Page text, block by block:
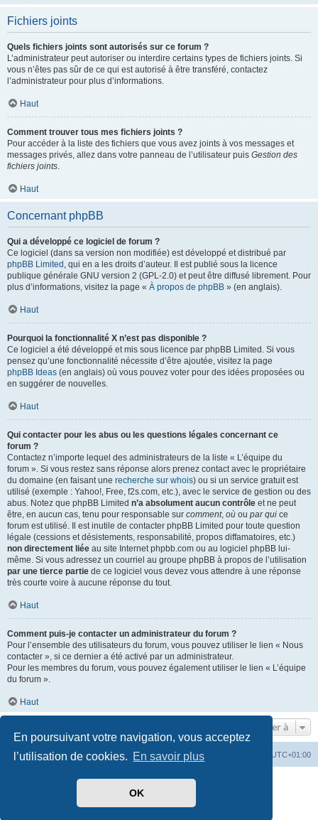
En poursuivant votre navigation, vous acceptez
l’utilisation de cookies. En savoir plus
OK
Fichiers joints
Quels fichiers joints sont autorisés sur ce forum ?
L’administrateur peut autoriser ou interdire certains types de fichiers joints. Si
vous n’êtes pas sûr de ce qui est autorisé à être transféré, contactez
l’administrateur pour plus d’informations.
Haut
Comment trouver tous mes fichiers joints ?
Pour accéder à la liste des fichiers que vous avez joints à vos messages et
messages privés, allez dans votre panneau de l’utilisateur puis Gestion des
fichiers joints.
Haut
Concernant phpBB
Qui a développé ce logiciel de forum ?
Ce logiciel (dans sa version non modifiée) est développé et distribué par
phpBB Limited , qui en a les droits d’auteur. Il est publié sous la licence
publique générale GNU version 2 (GPL-2.0) et peut être diffusé librement. Pour
plus d’informations, visitez la page « À propos de phpBB » (en anglais).
Haut
Pourquoi la fonctionnalité X n’est pas disponible ?
Ce logiciel a été développé et mis sous licence par phpBB Limited. Si vous
pensez qu’une fonctionnalité nécessite d’être ajoutée, visitez la page
phpBB Ideas (en anglais) où vous pouvez voter pour des idées proposées ou
en suggérer de nouvelles.
Haut
Qui contacter pour les abus ou les questions légales concernant ce
forum ?
Contactez n’importe lequel des administrateurs de la liste « L’équipe du
forum ». Si vous restez sans réponse alors prenez contact avec le propriétaire
du domaine (en faisant une recherche sur whois) ou si un service gratuit est
utilisé (exemple : Yahoo!, Free, f2s.com, etc.), avec le service de gestion ou des
abus. Notez que phpBB Limited n’a absolument aucun contrôle et ne peut
être, en aucun cas, tenu pour responsable sur comment, où ou par qui ce
forum est utilisé. Il est inutile de contacter phpBB Limited pour toute question
légale (cessions et désistements, responsabilité, propos diffamatoires, etc.)
non directement liée au site Internet phpbb.com ou au logiciel phpBB lui-
même. Si vous adressez un courriel au groupe phpBB à propos de l’utilisation
par une tierce partie de ce logiciel vous devez vous attendre à une réponse
très courte voire à aucune réponse du tout.
Haut
Comment puis-je contacter un administrateur du forum ?
Pour l’ensemble des utilisateurs du forum, vous pouvez utiliser le lien « Nous
contacter », si ce dernier a été activé par un administrateur.
Pour les membres du forum, vous pouvez également utiliser le lien « L’équipe
du forum ».
Haut
Aller à
Index du forum UTC+01:00
Développé parphpBB® Forum Software © phpBB Limited
Traduit par
Side-car club Français